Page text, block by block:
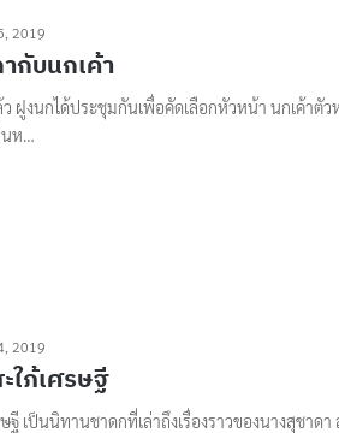
2019
กับนกเค้า
ฝูงนกได้ประชุมกันเพื่อคัดเลือกหัวหน้า นกเค้าตัว
นห…
2019
ใภ้เศรษฐี
ฐี เป็นนิทานชาดกที่เล่าถึงเรื่องราวของนางสุชาดา